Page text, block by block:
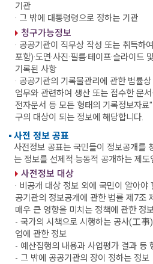
기관
· 그 밖에 대통령령으로 정하는 기관
청구가능정보
· 공공기관이 직무상 작성 또는 취득하
포함)·도면·사진·필름·테이프·슬라이드
기록된 사항
· 공공기관의 기록물관리에 관한 법률상
업무와 관련하여 생산 또는 접수한 문서·
전자문서 등 모든 형태의 기록정보자
구의 대상이 되는 정보에 해당합니다.
사전 정보 공표
사전정보 공표는 국민들이 정보공개를
는 정보를 선제적·능동적 공개하는 제도
사전정보 대상
· 비공개 대상 정보 외에 국민이 알아
공기관의 정보공개에 관한 법률 제7조
매우 큰 영향을 미치는 정책에 관한 정
- 국가의 시책으로 시행하는 공사(工
업에 관한 정보
- 예산집행의 내용과 사업평가 결과 등
- 그 밖에 공공기관의 장이 정하는 정보